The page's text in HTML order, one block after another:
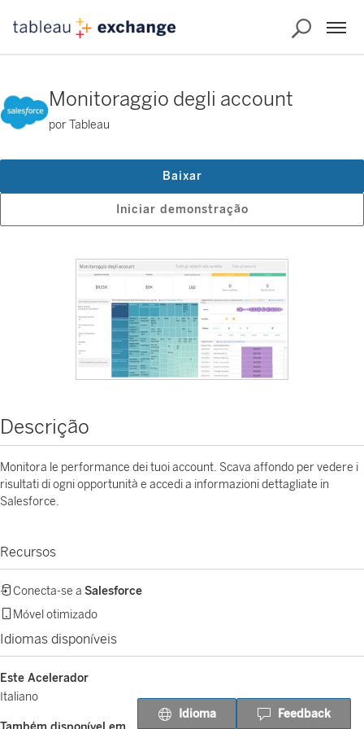
Monitoraggio degli account
por Tableau
Iniciar demonstração
Baixar
Descrição
Monitora le performance dei tuoi account. Scava affondo per vedere i
risultati di ogni opportunità e accedi a informazioni dettagliate in
Salesforce.
Recursos
Conecta-se a Salesforce
Móvel otimizado
Idiomas disponíveis
Este Acelerador
Italiano
Idioma Feedback